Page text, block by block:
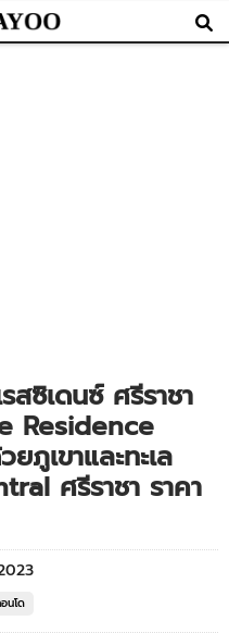
สซิเดนซ์ ศรีราชา
Residence
ภูเขาและทะเล
ศรีราชา ราคา
นโด